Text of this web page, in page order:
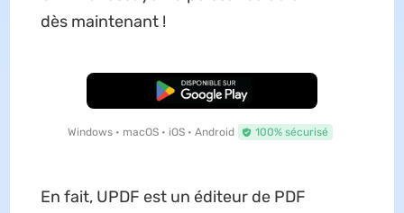
dès maintenant !
TÉLÉCHARGER
Windows • macOS • iOS • Android 100% sécurisé
En fait, UPDF est un éditeur de PDF